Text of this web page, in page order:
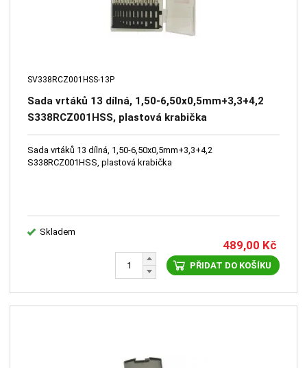
SV338RCZ001HSS-13P
Sada vrtáků 13 dílná, 1,50-6,50x0,5mm+3,3+4,2
S338RCZ001HSS, plastová krabička
Sada vrtáků 13 dílná, 1,50-6,50x0,5mm+3,3+4,2
S338RCZ001HSS, plastová krabička
Skladem
489,00 Kč
PŘIDAT DO KOŠÍKU